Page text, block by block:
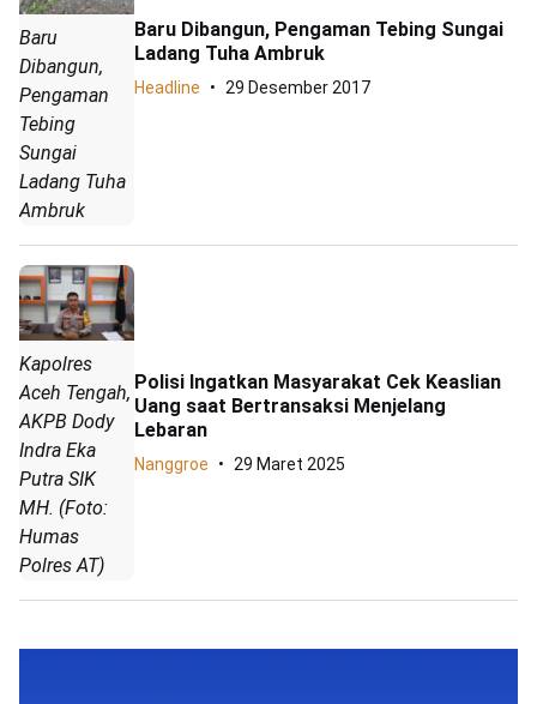
Baru
Dibangun,
Pengaman
Tebing
Sungai
Ladang Tuha
Ambruk
Baru Dibangun, Pengaman Tebing Sungai
Ladang Tuha Ambruk
Headline 29 Desember 2017
Kapolres
Aceh Tengah,
AKPB Dody
Indra Eka
Putra SIK
MH. (Foto:
Humas
Polres AT)
Polisi Ingatkan Masyarakat Cek Keaslian
Uang saat Bertransaksi Menjelang
Lebaran
Nanggroe 29 Maret 2025